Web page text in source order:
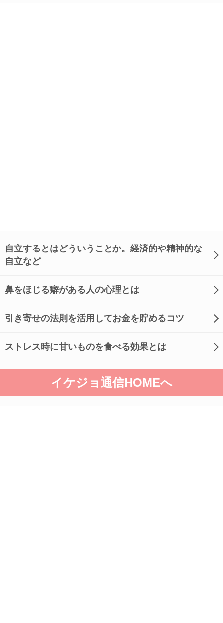
自立するとはどういうことか。経済的や精神的な
自立など
鼻をほじる癖がある人の心理とは
引き寄せの法則を活用してお金を貯めるコツ
ストレス時に甘いものを食べる効果とは
イケジョ通信HOMEへ